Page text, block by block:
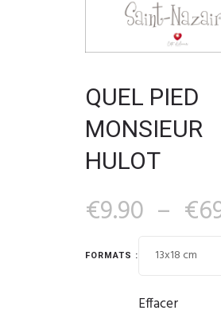
QUEL PIED
MONSIEUR
HULOT
€9.90 – €
FORMATS :
Effacer